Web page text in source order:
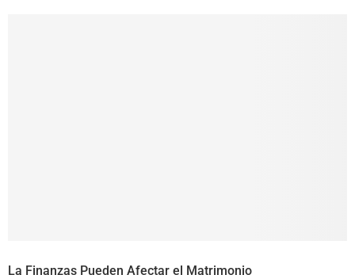
La Finanzas Pueden Afectar el Matrimonio